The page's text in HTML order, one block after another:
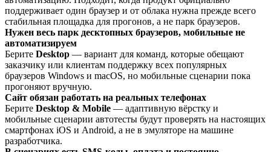
поддерживает один браузер и от облака нужна прежде всего
стабильная площадка для прогонов, а не парк браузеров.
Нужен весь парк десктопных браузеров, мобильные не
автоматизируем
Берите Desktop — вариант для команд, которые обещают
заказчику или клиентам поддержку всех популярных
браузеров Windows и macOS, но мобильные сценарии пока
прогоняют вручную.
Сайт обязан работать на реальных телефонах
Берите Desktop & Mobile — адаптивную вёрстку и
мобильные сценарии автотесты будут проверять на настоящих
смартфонах iOS и Android, а не в эмуляторе на машине
разработчика.